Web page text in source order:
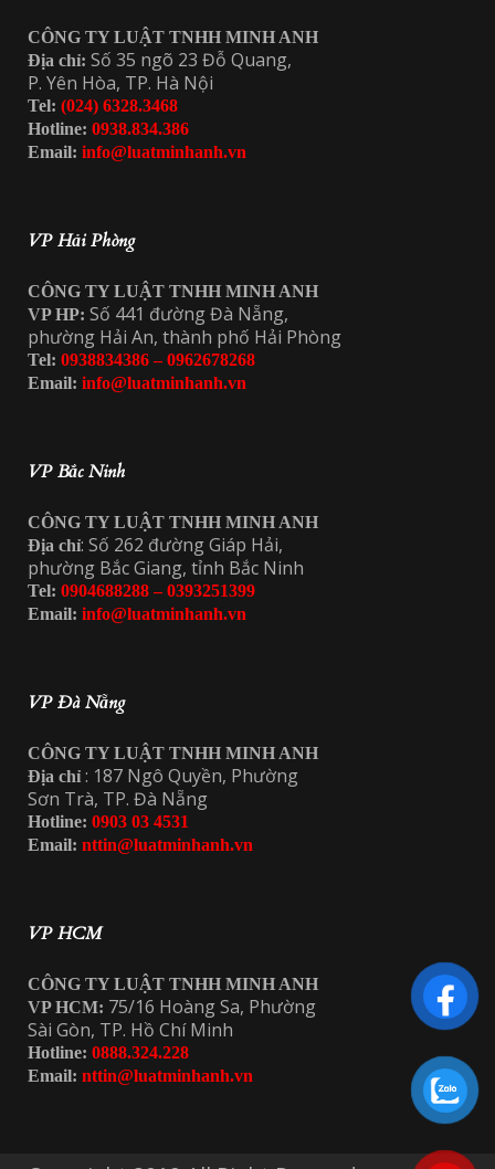
CÔNG TY LUẬT TNHH MINH ANH
Địa chỉ: Số 35 ngõ 23 Đỗ Quang,
P. Yên Hòa, TP. Hà Nội
Tel: (024) 6328.3468
Hotline: 0938.834.386
Email: info@luatminhanh.vn
VP Hải Phòng
CÔNG TY LUẬT TNHH MINH ANH
VP HP: Số 441 đường Đà Nẵng,
phường Hải An, thành phố Hải Phòng
Tel: 0938834386 – 0962678268
Email: info@luatminhanh.vn
VP Bắc Ninh
CÔNG TY LUẬT TNHH MINH ANH
Địa chỉ: Số 262 đường Giáp Hải,
phường Bắc Giang, tỉnh Bắc Ninh
Tel: 0904688288 – 0393251399
Email: info@luatminhanh.vn
VP Đà Nẵng
CÔNG TY LUẬT TNHH MINH ANH
Địa chỉ : 187 Ngô Quyền, Phường
Sơn Trà, TP. Đà Nẵng
Hotline: 0903 03 4531
Email: nttin@luatminhanh.vn
VP HCM
CÔNG TY LUẬT TNHH MINH ANH
VP HCM: 75/16 Hoàng Sa, Phường
Sài Gòn, TP. Hồ Chí Minh
Hotline: 0888.324.228
Email: nttin@luatminhanh.vn